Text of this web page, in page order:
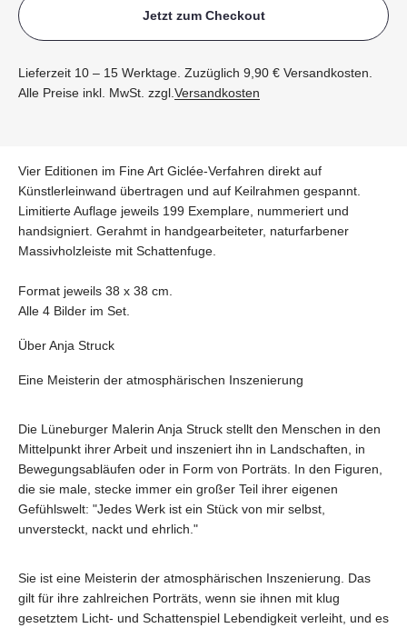
Jetzt zum Checkout
Lieferzeit 10 – 15 Werktage. Zuzüglich 9,90 € Versandkosten.
Alle Preise inkl. MwSt. zzgl.Versandkosten
Vier Editionen im Fine Art Giclée-Verfahren direkt auf
Künstlerleinwand übertragen und auf Keilrahmen gespannt.
Limitierte Auflage jeweils 199 Exemplare, nummeriert und
handsigniert. Gerahmt in handgearbeiteter, naturfarbener
Massivholzleiste mit Schattenfuge.
Format jeweils 38 x 38 cm.
Alle 4 Bilder im Set.
Über Anja Struck
Eine Meisterin der atmosphärischen Inszenierung
Die Lüneburger Malerin Anja Struck stellt den Menschen in den
Mittelpunkt ihrer Arbeit und inszeniert ihn in Landschaften, in
Bewegungsabläufen oder in Form von Porträts. In den Figuren,
die sie male, stecke immer ein großer Teil ihrer eigenen
Gefühlswelt: "Jedes Werk ist ein Stück von mir selbst,
unversteckt, nackt und ehrlich."
Sie ist eine Meisterin der atmosphärischen Inszenierung. Das
gilt für ihre zahlreichen Porträts, wenn sie ihnen mit klug
gesetztem Licht- und Schattenspiel Lebendigkeit verleiht, und es